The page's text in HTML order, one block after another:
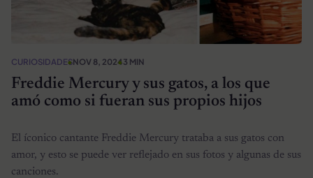
CURIOSIDADESNOV 8, 20243 MIN
Freddie Mercury y sus gatos, a los que
amó como si fueran sus propios hijos
El íconico cantante Freddie Mercury trataba a sus gatos con
amor, y esto se puede ver reflejado en sus fotos y algunas de sus
canciones.